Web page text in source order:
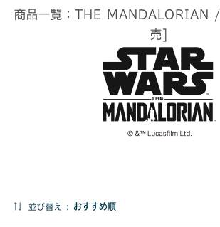
商品一覧：THE MANDALORIAN /
売]
並び替え :